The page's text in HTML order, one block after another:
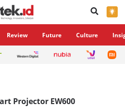
×
Review Future Culture
Projector EW600